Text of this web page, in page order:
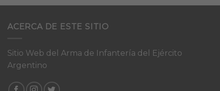
ACERCA DE ESTE SITIO
Sitio Web del Arma de Infantería del Ejército
Argentino